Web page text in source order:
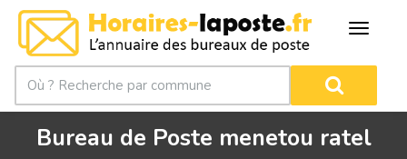
Bureau de Poste menetou ratel